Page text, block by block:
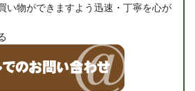
い物ができますよう迅速・丁寧を心が